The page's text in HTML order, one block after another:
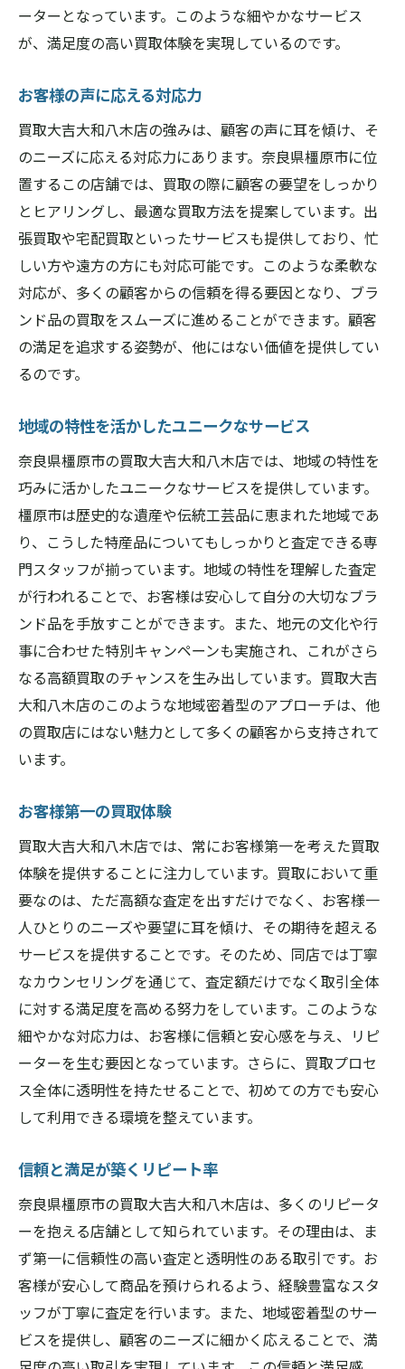
ーターとなっています。このような細やかなサービス
が、満足度の高い買取体験を実現しているのです。
お客様の声に応える対応力
買取大吉大和八木店の強みは、顧客の声に耳を傾け、そ
のニーズに応える対応力にあります。奈良県橿原市に位
置するこの店舗では、買取の際に顧客の要望をしっかり
とヒアリングし、最適な買取方法を提案しています。出
張買取や宅配買取といったサービスも提供しており、忙
しい方や遠方の方にも対応可能です。このような柔軟な
対応が、多くの顧客からの信頼を得る要因となり、ブラ
ンド品の買取をスムーズに進めることができます。顧客
の満足を追求する姿勢が、他にはない価値を提供してい
るのです。
地域の特性を活かしたユニークなサービス
奈良県橿原市の買取大吉大和八木店では、地域の特性を
巧みに活かしたユニークなサービスを提供しています。
橿原市は歴史的な遺産や伝統工芸品に恵まれた地域であ
り、こうした特産品についてもしっかりと査定できる専
門スタッフが揃っています。地域の特性を理解した査定
が行われることで、お客様は安心して自分の大切なブラ
ンド品を手放すことができます。また、地元の文化や行
事に合わせた特別キャンペーンも実施され、これがさら
なる高額買取のチャンスを生み出しています。買取大吉
大和八木店のこのような地域密着型のアプローチは、他
の買取店にはない魅力として多くの顧客から支持されて
います。
お客様第一の買取体験
買取大吉大和八木店では、常にお客様第一を考えた買取
体験を提供することに注力しています。買取において重
要なのは、ただ高額な査定を出すだけでなく、お客様一
人ひとりのニーズや要望に耳を傾け、その期待を超える
サービスを提供することです。そのため、同店では丁寧
なカウンセリングを通じて、査定額だけでなく取引全体
に対する満足度を高める努力をしています。このような
細やかな対応力は、お客様に信頼と安心感を与え、リピ
ーターを生む要因となっています。さらに、買取プロセ
ス全体に透明性を持たせることで、初めての方でも安心
して利用できる環境を整えています。
信頼と満足が築くリピート率
奈良県橿原市の買取大吉大和八木店は、多くのリピータ
ーを抱える店舗として知られています。その理由は、ま
ず第一に信頼性の高い査定と透明性のある取引です。お
客様が安心して商品を預けられるよう、経験豊富なスタ
ッフが丁寧に査定を行います。また、地域密着型のサー
ビスを提供し、顧客のニーズに細かく応えることで、満